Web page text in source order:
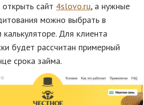
сайт 4slovo.ru, а нужные
можно выбрать в
калькуляторе. Для клиента
будет рассчитан примерный
срока займа.